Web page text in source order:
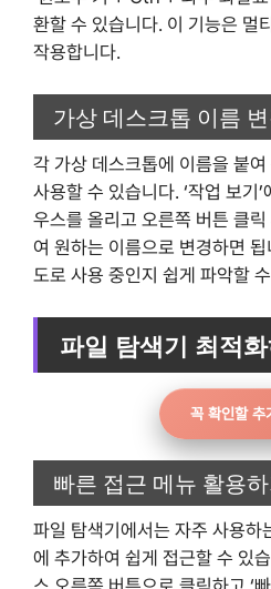
환할 수 있습니다. 이 기능은 멀
작용합니다.
가상 데스크톱 이름
각 가상 데스크톱에 이름을 붙
사용할 수 있습니다. ‘작업 보기
우스를 올리고 오른쪽 버튼 클릭
여 원하는 이름으로 변경하면
도로 사용 중인지 쉽게 파악할
파일 탐색기 최적
꼭 확인할 추
빠른 접근 메뉴 활용
파일 탐색기에서는 자주 사용하
에 추가하여 쉽게 접근할 수 있